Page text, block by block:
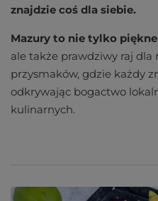
znajdzie coś dla siebie.
Mazury to nie tylko
ale także prawdziwy raj dla
przysmaków, gdzie każdy
odkrywając bogactwo
kulinarnych.